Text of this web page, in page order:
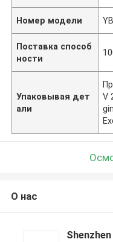
Номер модели
Поставка способ
ности
Упаковывая дет
али
V
О нас